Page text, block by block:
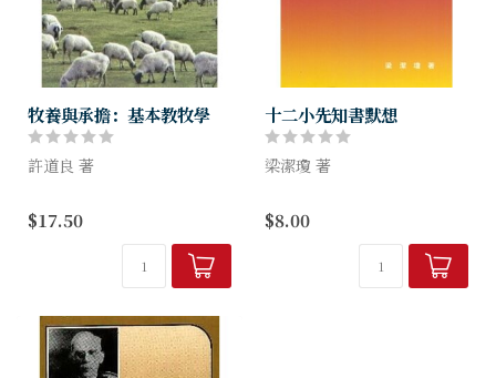
牧養與承擔：基本教牧學
許道良 著
的素質，在領袖團隊中，最關
鍵的人物還是牧者。牧者必須
承擔牧養眾多肢體的職責，難
免沉重。有時牧者在身不由己
$17.50
十二小先知書默想
梁潔瓊 著
的良知。他們生活在百姓中
間，了解民間疾苦、宗教及道
德的狀況，能按照神的心意，
勸導百姓過著一個神所喜悅的
$8.00